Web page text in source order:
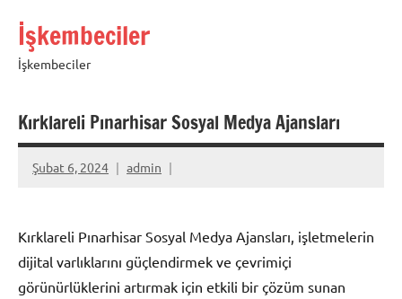
İşkembeciler
İşkembeciler
Kırklareli Pınarhisar Sosyal Medya Ajansları
Şubat 6, 2024 admin
Kırklareli Pınarhisar Sosyal Medya Ajansları, işletmelerin
dijital varlıklarını güçlendirmek ve çevrimiçi
görünürlüklerini artırmak için etkili bir çözüm sunan